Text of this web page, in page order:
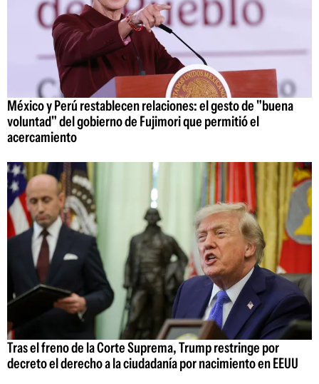
México y Perú restablecen relaciones: el gesto de "buena
voluntad" del gobierno de Fujimori que permitió el
acercamiento
Tras el freno de la Corte Suprema, Trump restringe por
decreto el derecho a la ciudadanía por nacimiento en EEUU